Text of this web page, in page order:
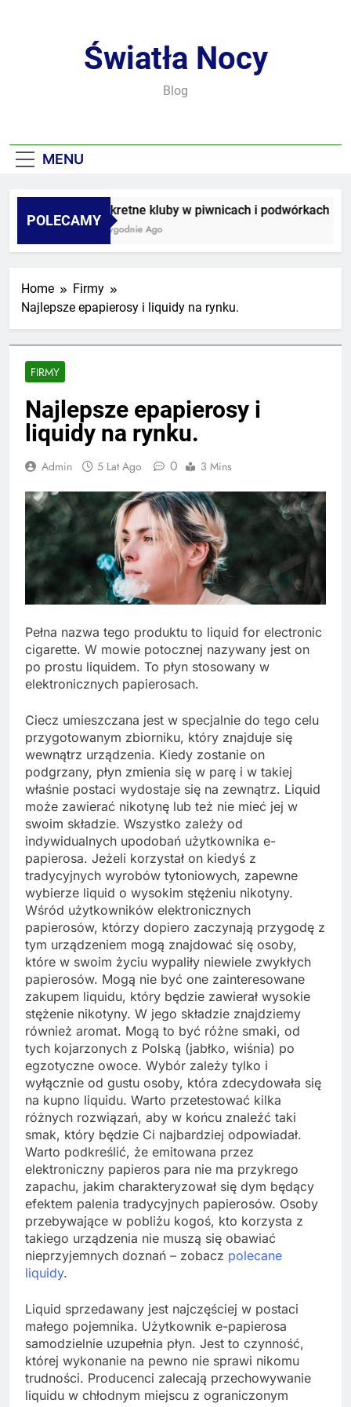
Światła Nocy
Blog
MENU
POLECAMY
Sekretne kluby w piwnicach i podwórkach
3 Tygodnie Ago
Home
Firmy
Najlepsze epapierosy i liquidy na rynku.
FIRMY
Najlepsze epapierosy i
liquidy na rynku.
Admin 5 Lat Ago 0 3 Mins
Pełna nazwa tego produktu to liquid for electronic
cigarette. W mowie potocznej nazywany jest on
po prostu liquidem. To płyn stosowany w
elektronicznych papierosach.
Ciecz umieszczana jest w specjalnie do tego celu
przygotowanym zbiorniku, który znajduje się
wewnątrz urządzenia. Kiedy zostanie on
podgrzany, płyn zmienia się w parę i w takiej
właśnie postaci wydostaje się na zewnątrz. Liquid
może zawierać nikotynę lub też nie mieć jej w
swoim składzie. Wszystko zależy od
indywidualnych upodobań użytkownika e-
papierosa. Jeżeli korzystał on kiedyś z
tradycyjnych wyrobów tytoniowych, zapewne
wybierze liquid o wysokim stężeniu nikotyny.
Wśród użytkowników elektronicznych
papierosów, którzy dopiero zaczynają przygodę z
tym urządzeniem mogą znajdować się osoby,
które w swoim życiu wypaliły niewiele zwykłych
papierosów. Mogą nie być one zainteresowane
zakupem liquidu, który będzie zawierał wysokie
stężenie nikotyny. W jego składzie znajdziemy
również aromat. Mogą to być różne smaki, od
tych kojarzonych z Polską (jabłko, wiśnia) po
egzotyczne owoce. Wybór zależy tylko i
wyłącznie od gustu osoby, która zdecydowała się
na kupno liquidu. Warto przetestować kilka
różnych rozwiązań, aby w końcu znaleźć taki
smak, który będzie Ci najbardziej odpowiadał.
Warto podkreślić, że emitowana przez
elektroniczny papieros para nie ma przykrego
zapachu, jakim charakteryzował się dym będący
efektem palenia tradycyjnych papierosów. Osoby
przebywające w pobliżu kogoś, kto korzysta z
takiego urządzenia nie muszą się obawiać
nieprzyjemnych doznań – zobacz polecane
liquidy.
Liquid sprzedawany jest najczęściej w postaci
małego pojemnika. Użytkownik e-papierosa
samodzielnie uzupełnia płyn. Jest to czynność,
której wykonanie na pewno nie sprawi nikomu
trudności. Producenci zalecają przechowywanie
liquidu w chłodnym miejscu z ograniczonym